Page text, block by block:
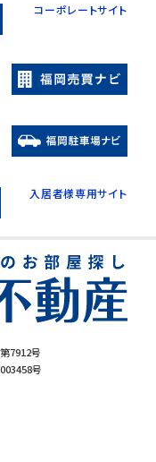
範囲内におい
一部を委託す
け、委託先と
な管理･監査を
の停止・消去・提
。ご請求され
窓口」までお
意性につ
か否かは、
7912号
号
コーポレートサイト
入居者様専用サイト